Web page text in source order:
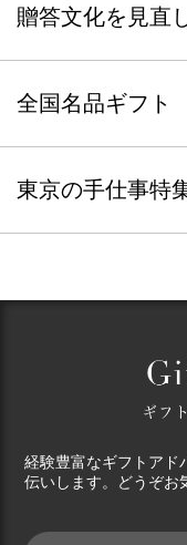
贈答文化を見直
全国名品ギフト
東京の手仕事特
経験豊富なギフトアド
伝いします。どうぞお